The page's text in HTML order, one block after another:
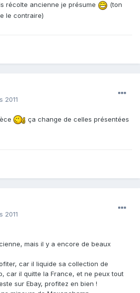
récolte ancienne je présume
(ton
le contraire)
2011
ça change de celles présentées
2011
mais il y a encore de beaux
car il liquide sa collection de
car il quitte la France, et ne peux tout
sur Ebay, profitez en bien !